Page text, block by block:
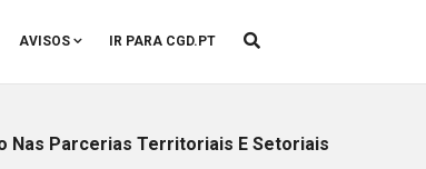
AVISOS IR PARA CGD.PT
Nas Parcerias Territoriais E Setoriais